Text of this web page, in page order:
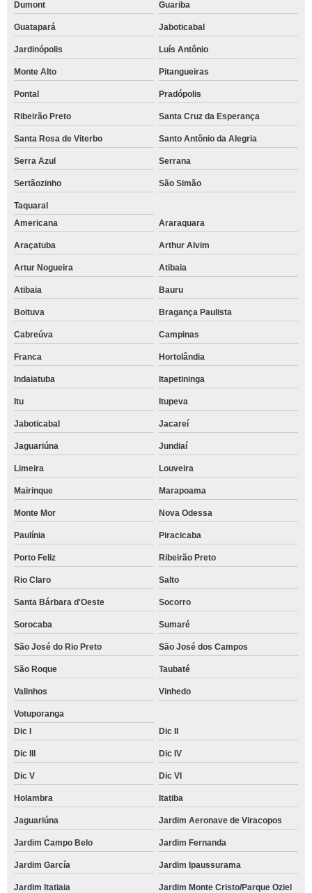
Dumont Guariba
Guatapará Jaboticabal
Jardinópolis Luís Antônio
Monte Alto Pitangueiras
Pontal Pradópolis
Ribeirão Preto Santa Cruz da Esperança
Santa Rosa de Viterbo Santo Antônio da Alegria
Serra Azul Serrana
Sertãozinho São Simão
Taquaral
Americana
Araraquara
Araçatuba Arthur Alvim
Artur Nogueira Atibaia
Atibaia Bauru
Boituva Bragança Paulista
Cabreúva Campinas
Franca Hortolândia
Indaiatuba Itapetininga
Itu Itupeva
Jaboticabal Jacareí
Jaguariúna Jundiaí
Limeira Louveira
Mairinque Marapoama
Monte Mor Nova Odessa
Paulínia Piracicaba
Porto Feliz Ribeirão Preto
Rio Claro Salto
Santa Bárbara d'Oeste Socorro
Sorocaba Sumaré
São José do Rio Preto São José dos Campos
São Roque Taubaté
Valinhos Vinhedo
Votuporanga
Dic I
Dic II
Dic III Dic IV
Dic V Dic VI
Holambra Itatiba
Jaguariúna Jardim Aeronave de Viracopos
Jardim Campo Belo Jardim Fernanda
Jardim García Jardim Ipaussurama
Jardim Itatiaia Jardim Monte Cristo/Parque Oziel